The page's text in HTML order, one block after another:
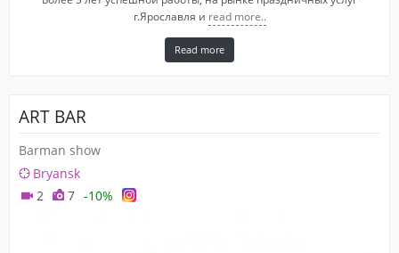
г.Ярославля и read more..
Read more
ART BAR
Barman show
Bryansk
2
7 -10%